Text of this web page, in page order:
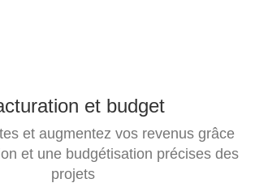
et budget
et augmentez vos revenus grâce
et une budgétisation précises des
projets